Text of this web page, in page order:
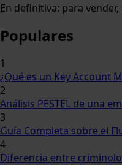
En definitiva: para
Populares
1
¿Qué es un Key Account
2
Análisis PESTEL de una
3
Guía Completa sobre el
4
Diferencia entre